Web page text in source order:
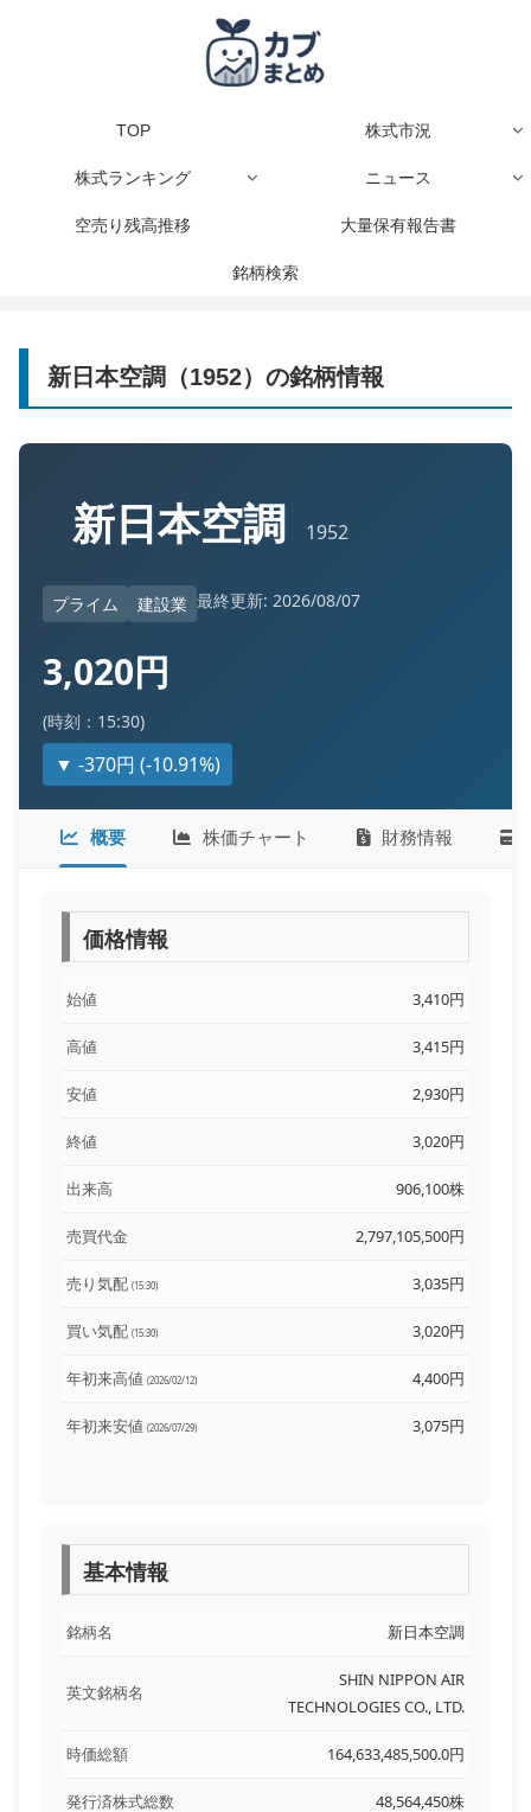
TOP 株式市況
株式ランキング ニュース
空売り残高推移 大量保有報告書
銘柄検索
新日本空調（1952）の銘柄情報
新日本空調 1952
プライム 建設業 最終更新: 2026/08/07
3,020円
(時刻：15:30)
▼ -370円 (-10.91%)
概要 株価チャート 財務情報
価格情報
始値 3,410円
高値 3,415円
安値 2,930円
終値 3,020円
出来高 906,100株
売買代金 2,797,105,500円
売り気配 (15:30) 3,035円
買い気配 (15:30) 3,020円
年初来高値 (2026/02/12) 4,400円
年初来安値 (2026/07/29) 3,075円
基本情報
銘柄名 新日本空調
英文銘柄名
SHIN NIPPON AIR
TECHNOLOGIES CO., LTD.
時価総額 164,633,485,500.0円
発行済株式総数 48,564,450株